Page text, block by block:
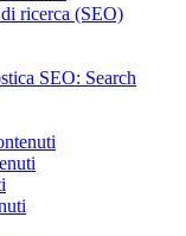
ricerca (SEO)
SEO: Search